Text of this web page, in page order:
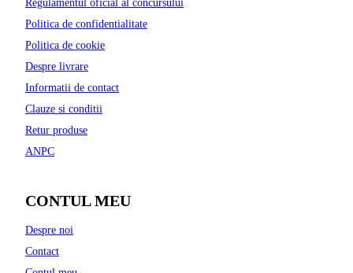
Regulamentul oficial al concursului
Politica de confidentialitate
Politica de cookie
Despre livrare
Informatii de contact
Clauze si conditii
Retur produse
ANPC
CONTUL MEU
Despre noi
Contact